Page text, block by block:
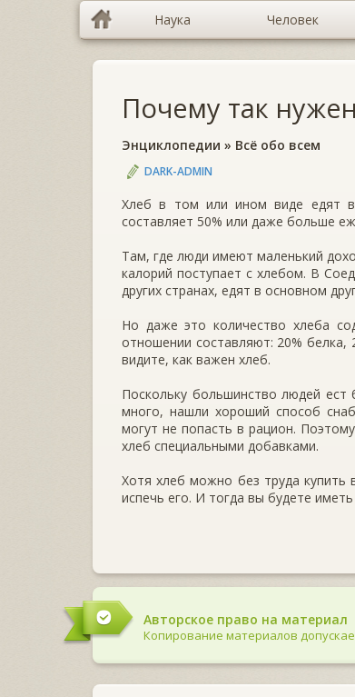
Наука Человек
Почему так
Энциклопедии » Всё обо всем
DARK-ADMIN
Хлеб в том или ином виде едят
составляет 50% или даже больше
Там, где люди имеют маленький
калорий поступает с хлебом. В
других странах, едят в основном
Но даже это количество хлеба
отношении составляют: 20%
видите, как важен хлеб.
Поскольку большинство людей
много, нашли хороший способ
могут не попасть в рацион.
хлеб специальными добавками.
Хотя хлеб можно без труда купить
испечь его. И тогда вы будете
Авторское право на материал
Копирование материалов